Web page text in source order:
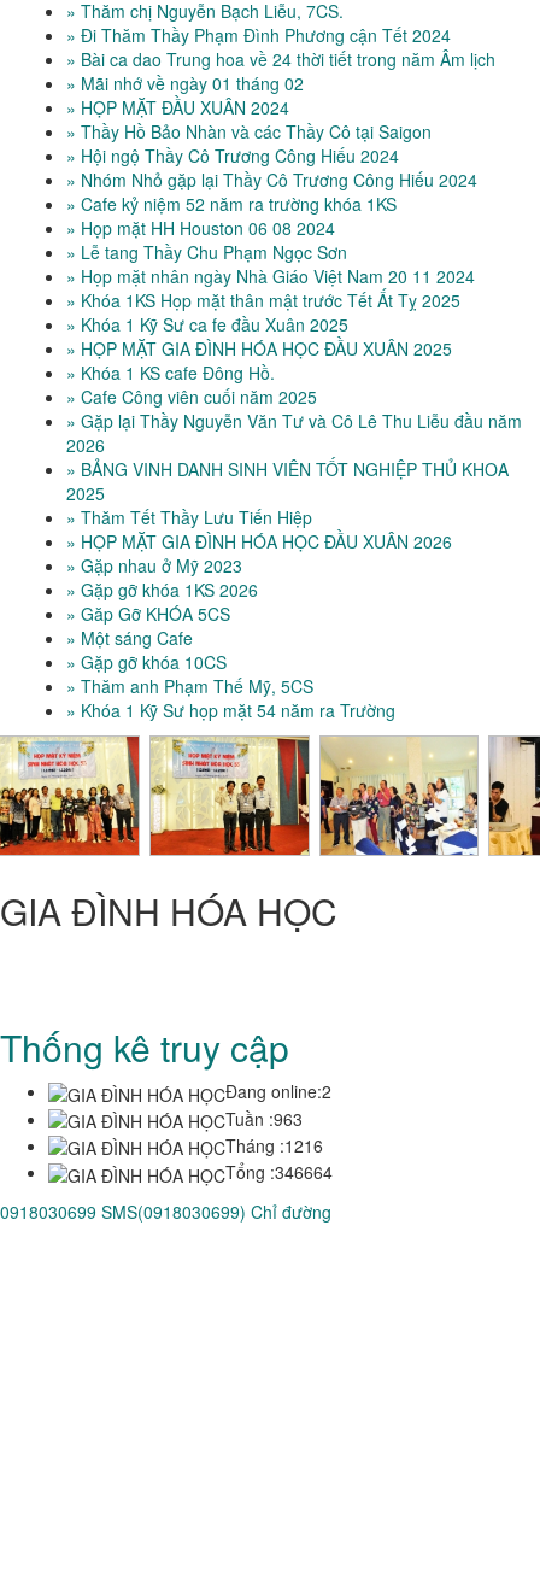
» Thăm chị Nguyễn Bạch Liễu, 7CS.
» Đi Thăm Thầy Phạm Đình Phương cận Tết 2024
» Bài ca dao Trung hoa về 24 thời tiết trong năm Âm lịch
» Mãi nhớ về ngày 01 tháng 02
» HỌP MẶT ĐẦU XUÂN 2024
» Thầy Hồ Bảo Nhàn và các Thầy Cô tại Saigon
» Hội ngộ Thầy Cô Trương Công Hiếu 2024
» Nhóm Nhỏ gặp lại Thầy Cô Trương Công Hiếu 2024
» Cafe kỷ niệm 52 năm ra trường khóa 1KS
» Họp mặt HH Houston 06 08 2024
» Lễ tang Thầy Chu Phạm Ngọc Sơn
» Họp mặt nhân ngày Nhà Giáo Việt Nam 20 11 2024
» Khóa 1KS Họp mặt thân mật trước Tết Ất Tỵ 2025
» Khóa 1 Kỹ Sư ca fe đầu Xuân 2025
» HỌP MẶT GIA ĐÌNH HÓA HỌC ĐẦU XUÂN 2025
» Khóa 1 KS cafe Đông Hồ.
» Cafe Công viên cuối năm 2025
» Gặp lại Thầy Nguyễn Văn Tư và Cô Lê Thu Liễu đầu năm
2026
» BẢNG VINH DANH SINH VIÊN TỐT NGHIỆP THỦ KHOA
2025
» Thăm Tết Thầy Lưu Tiến Hiệp
» HỌP MẶT GIA ĐÌNH HÓA HỌC ĐẦU XUÂN 2026
» Gặp nhau ở Mỹ 2023
» Gặp gỡ khóa 1KS 2026
» Găp Gỡ KHÓA 5CS
» Một sáng Cafe
» Gặp gỡ khóa 10CS
» Thăm anh Phạm Thế Mỹ, 5CS
» Khóa 1 Kỹ Sư họp mặt 54 năm ra Trường
GIA ĐÌNH HÓA HỌC
Thống kê truy cập
Đang online:2
Tuần :963
Tháng :1216
Tổng :346664
0918030699 SMS(0918030699) Chỉ đường